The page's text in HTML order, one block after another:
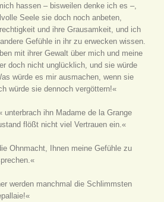
hassen – bisweilen denke ich es –,
Seele sie doch noch anbeten,
und ihre Grausamkeit, und ich
Gefühle in ihr zu erwecken wissen.
mit ihrer Gewalt über mich und meine
doch nicht unglücklich, und sie würde
würde es mir ausmachen, wenn sie
würde sie dennoch vergöttern!«
unterbrach ihn Madame de la Grange
flößt nicht viel Vertrauen ein.«
Ohnmacht, Ihnen meine Gefühle zu
werden manchmal die Schlimmsten